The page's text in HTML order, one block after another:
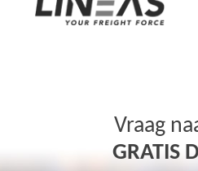
Vraag
GRATIS